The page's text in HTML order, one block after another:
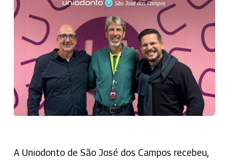
A Uniodonto de São José dos Campos recebeu,